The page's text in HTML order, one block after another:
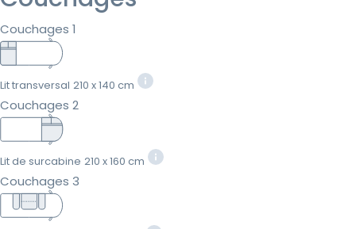
Couchages 1
Lit transversal 210 x 140 cm
Couchages 2
Lit de surcabine 210 x 160 cm
Couchages 3